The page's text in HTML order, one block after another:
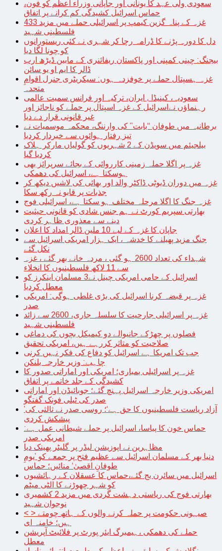
سعودی ولی عہد کا یونانی اور جاپانی وزراء اعظم کو فون،
حماس اسرائیل کشیدگی کم کرانے پر اتفاق
غزہ کے پناہ گزین کیمپ پر اسرائیلی حملے میں مزید 433
فلسطینی شہید
دل کا دورہ پڑنے کا ڈرامہ رچا کر شہری نے کئی ریستورانوں
کو چونا لگا دیا
بیجنگ: چینی کمپنی اور پاکستان ریفائنری کے مابین ڈیڑھ ارب
ڈالر کا ایم او یو سائن
غزہ ہسپتال حملے پر خوفزدہ ہوں: سیکریٹری جنرل اقوامِ
متحدہ
سعودیہ، کینیڈا , ایران، ترکیہ اور فرانس سمیت عالمی
رہنماؤں نےاسرائیل کے غزہ اسپتال پر حملے کو ناجائز اور
غیر قانونی قرار دے دیا
برطانیہ میں طوفان “بابت” کی وارننگ، محکمہ موسمیات نے
تیز رفتار ہوائوں سے خبردار کردیا
بیلجیئم میں سویڈن کے 2 شہریوں کو گولیاں مارکر ہلاک
کردیا گیا
غزہ پر اگلا حملہ زمینی کارروائی کے بجائے سرپرائز بھی
ہوسکتا ہے، اسرائیل کی دھمکی
غزہ میں دوران ڈیوٹی ڈاکٹر والد اور بھائی کی لاشیں دیکھ کر
جذبات پر قابو نہ رکھ سکا
غزہ جنگ کا اگلا مرحلہ مختلف ہو سکتا ہے، اسرائیلی فوج
بھارتی سپریم کورٹ نے ہم جنس شادی کو قانونی حیثیت
دینے سے معذوری ظاہر کردی
جاپان کا غزہ کے لیے 10 ملین ڈالر امداد کا اعلان
جنگ مزید پھیلنے کا خدشہ ، ایک ہزار امریکی اسرائیل سے
نکل گئے
شہداء کی تعداد 2600 ہو گئی ، مردہ خانے بھر گئے ، غزہ
سے 11 لاکھ فلسطینیوں کا انخلاء
اسرائیل کے حامی امریکی چینل نے3 مسلمان اینکرز کو
معطل کردیا
غزہ پر قبضہ کرنا اسرائیل کی بڑی غلطی ہوگی: امریکی
صدر
غزہ پر اسرائیلی جارحیت کا سلسلہ جاری، 2600 سے زائد
فلسطینی شہید
فصلوں پر چھڑکے جانیوالے دو کیمیکل بچوں کی دماغی
صلاحیت کو متاثر کررہے ہیں، امریکی تحقیق
جب تک امریکا ہے اسرائیل کو دفاع کی فکر نہیں کرنی
چاہیے: وزیر خارجہ بلنکن
غزہ پر اسرائیلی بمباری؛ امریکی اور اماراتی صدور کا
کشیدگی کے جلد خاتمے پر اتفاق
امریکی وزیر خارجہ اسرائیل پہنچ گئے؛ جوبائیڈن اور اماراتی
صدر کی ٹیلی فونک گفتگو
’آزاد ریاست فلسطینیوں کا حق ہے‘؛ روسی صدر نے ثالثی کی
پیشکش کردی
حماس خون کا پیاسا، اسرائیل پر حملے شیطانی عمل ہے:
امریکی صدر
مظاہرین نے اپوزیشن لیڈر پر گلیٹر پھینک دیا
دنیا بھر کے مسلمان اسرائیل سے عظیم فتح پر جمعے کو ’یومِ
طوفانِ اقصیٰ‘ منائیں؛ حماس
اسرائیل میں سائرن بج گئے،حماس کا عسقلان کے رہائشیوں
کو شہر چھوڑنے کا الٹی میٹم
بھارتی فوج کی ریاستی دہشت گردی میں مزید 2 کشمیری
نوجوان شہید
< > صیہونی حکومت پر حملہ کرنے والوں کے ہاتھ چومتے
ہیں؛ خامنہ ای
حملے کی دھمکی ،ہیمبرگ ایئر پورٹ پر فلائیٹ آپریشن
معطل